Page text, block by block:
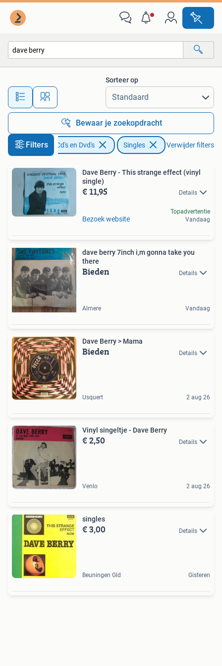
Alle afstanden…
Sorteer op
Bewaar je zoekopdracht
Filters Cd's en Dvd's Singles Verwijder filters
Dave Berry - This strange effect (vinyl
single)
€ 11,95 Details
Bezoek website
Topadvertentie
Vandaag
dave berry 7inch i,m gonna take you
there
Bieden Details
Almere Vandaag
Dave Berry > Mama
Bieden Details
Usquert 2 aug 26
Vinyl singeltje - Dave Berry
€ 2,50 Details
Venlo 2 aug 26
singles
€ 3,00 Details
Beuningen Gld Gisteren